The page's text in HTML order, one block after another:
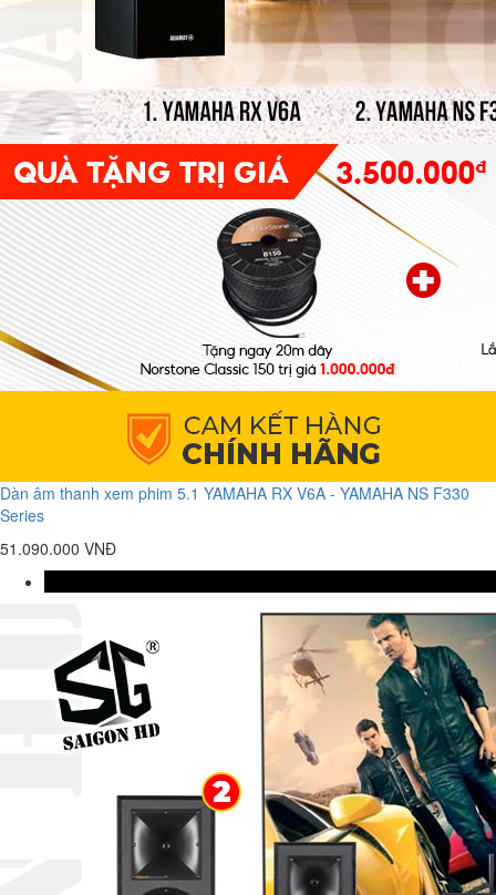
Dàn âm thanh xem phim 5.1 YAMAHA RX V6A - YAMAHA NS F330
Series
51.090.000 VNĐ